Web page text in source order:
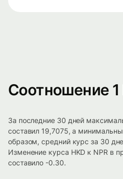
Соотношение 1
За последние 30 дней
составил 19,7075, а
образом, средний курс за 30
Изменение курса HKD к NPR в
составило -0.30.